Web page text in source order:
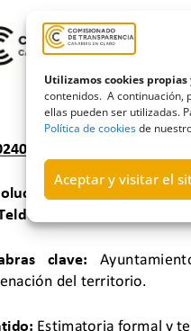
Utilizamos cookies propias
contenidos. A continuación,
ellas pueden ser utilizadas.
Política de cookiesde
Aceptar y visitar el